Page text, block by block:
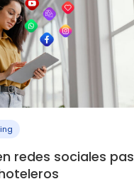
redes sociales